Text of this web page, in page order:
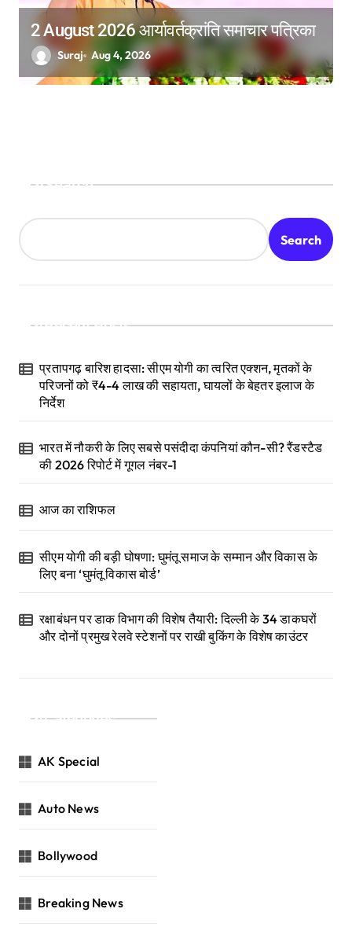
2 August 2026 आर्यावर्तक्रांति समाचार पत्रिका
Suraj Aug 4, 2026
Search
Search
Recent Posts
प्रतापगढ़ बारिश हादसा: सीएम योगी का त्वरित एक्शन, मृतकों के
परिजनों को ₹4-4 लाख की सहायता, घायलों के बेहतर इलाज के
निर्देश
भारत में नौकरी के लिए सबसे पसंदीदा कंपनियां कौन-सी? रैंडस्टैड
की 2026 रिपोर्ट में गूगल नंबर-1
आज का राशिफल
सीएम योगी की बड़ी घोषणा: घुमंतू समाज के सम्मान और विकास के
लिए बना ‘घुमंतू विकास बोर्ड’
रक्षाबंधन पर डाक विभाग की विशेष तैयारी: दिल्ली के 34 डाकघरों
और दोनों प्रमुख रेलवे स्टेशनों पर राखी बुकिंग के विशेष काउंटर
Categories
AK Special
Auto News
Bollywood
Breaking News